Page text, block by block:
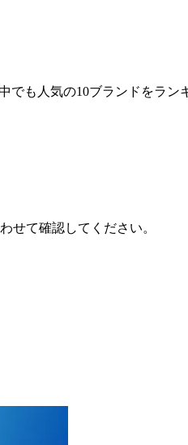
でも人気の10ブランドをラン
せて確認してください。